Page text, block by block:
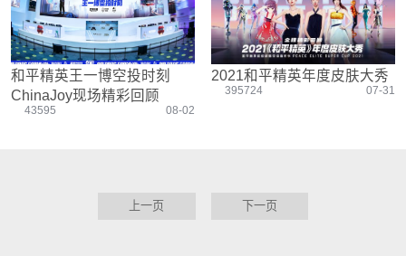
和平精英王一博空投时刻
ChinaJoy现场精彩回顾
43595 08-02
2021和平精英年度皮肤大秀
395724 07-31
上一页 下一页